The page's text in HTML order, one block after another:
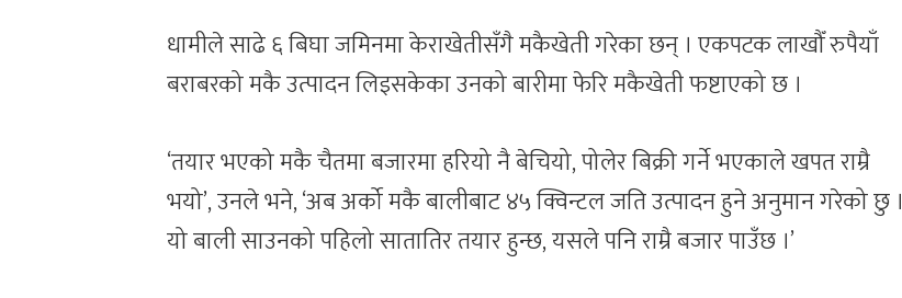
धामीले साढे ६ बिघा जमिनमा केराखेतीसँगै मकैखेती गरेका छन् । एकपटक लाखौँ रुपैयाँ
बराबरको मकै उत्पादन लिइसकेका उनको बारीमा फेरि मकैखेती फष्टाएको छ ।
‘तयार भएको मकै चैतमा बजारमा हरियो नै बेचियो, पोलेर बिक्री गर्ने भएकाले खपत राम्रै
भयो’, उनले भने, ‘अब अर्को मकै बालीबाट ४५ क्विन्टल जति उत्पादन हुने अनुमान गरेको छु ।
यो बाली साउनको पहिलो सातातिर तयार हुन्छ, यसले पनि राम्रै बजार पाउँछ ।’